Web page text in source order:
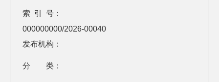
索 引 号：
000000000/2026-00040
发布机构：
分 类：